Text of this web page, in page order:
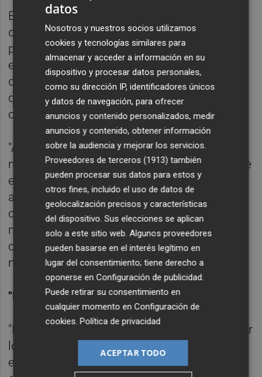
En relación al debate sobre su candidatura
que tuvo lugar la semana pasada tras
promover una carta de apoyo a su gestión
entre los barones provinciales, ha afirmado
que es un asunto que no lo reabrió él "sino
que alguien se preocupó de hacerlo", ha
criticado.
"A lo que voy es que lo que se pone de
manifiesto es tenemos que trabajar para que
esa gestión, de la que nos podemos sentir
algo satisfechos, se pueda transmitir al
ciudadano porque si transmitimos otros
mensajes no generamos más que
confusión". "Aquí estamos a lo que estamos,
no para ver quién se sienta en el sillón".
"PONER EN VALOR LO QUE SE HA HECHO"
"Lo que tenemos que hacer es poner en valor
lo que se ha hecho" y "yo sé lo que he hecho
en la Comunitat Valenciana y puedo estar
datos
Nosotros y nuestros socios utilizamos
cookies y tecnologías similares para
almacenar y acceder a información en su
dispositivo y procesar datos personales,
como su dirección IP, identificadores únicos
y datos de navegación, para ofrecer
anuncios y contenido personalizados, medir
anuncios y contenido, obtener información
sobre la audiencia y mejorar los servicios.
Proveedores de terceros (1913) también
pueden procesar sus datos para estos y
otros fines, incluido el uso de datos de
geolocalización precisos y características
del dispositivo. Sus elecciones se aplican
solo a este sitio web. Algunos proveedores
pueden basarse en el interés legítimo en
lugar del consentimiento; tiene derecho a
oponerse enConfiguración de publicidad
Puede retirar su consentimiento en
cualquier momento enConfiguración de
cookies .Política de privacidad
ACEPTAR TODO